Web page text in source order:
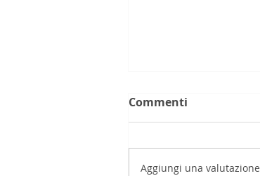
Commenti
Aggiungi una valutazione